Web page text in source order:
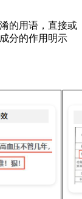
的用语，直接或
分的作用明示